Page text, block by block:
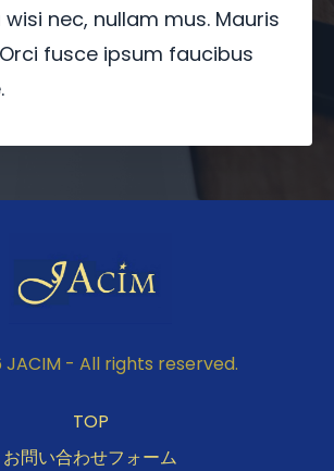
nec, nullam mus. Mauris
fusce ipsum faucibus
JACIM - All rights reserved.
TOP
お問い合わせフォーム